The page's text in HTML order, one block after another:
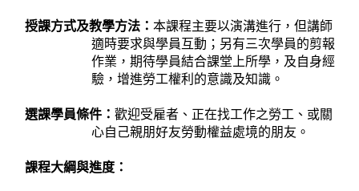
授課方式及教學方法：本課程主要以演溝進行，但講師
適時要求與學員互動；另有三次學員的剪報
作業，期待學員結合課堂上所學，及自身經
驗，增進勞工權利的意識及知識。
選課學員條件：歡迎受雇者、正在找工作之勞工、或關
心自己親朋好友勞動權益處境的朋友。
課程大綱與進度：